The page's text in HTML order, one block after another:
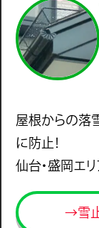
屋根からの落
に防止！
仙台・盛岡エ
→雪止